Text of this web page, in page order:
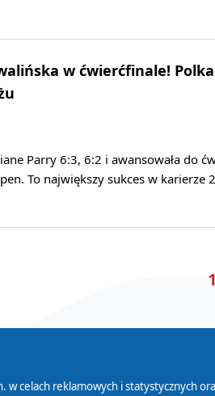
w ćwierćfinale!
Parry 6:3, 6:2 i awansowała do
To największy sukces w karierze
1
celach reklamowych i statystycznych